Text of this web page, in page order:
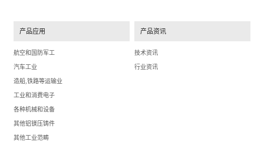
产品应用
航空和国防军工
汽车工业
造船,铁路等运输业
工业和消费电子
各种机械和设备
其他铝镁压铸件
其他工业范畴
产品资讯
技术资讯
行业资讯